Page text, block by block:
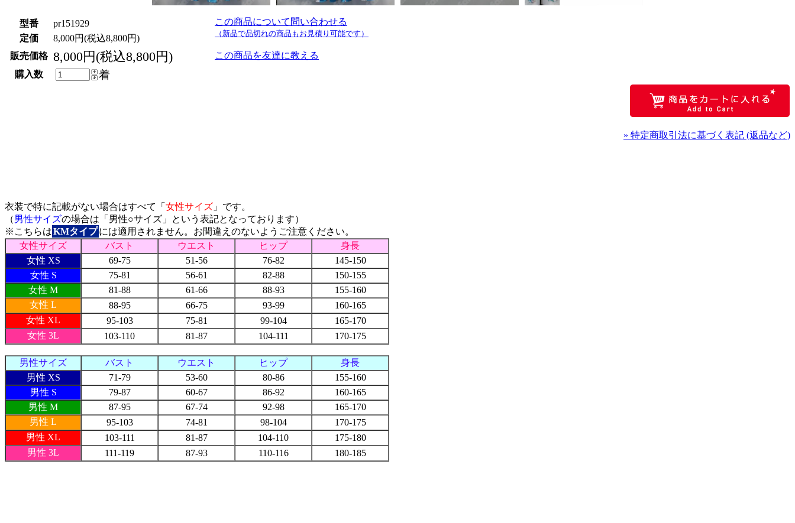
型番
pr151929
定価
8,000円(税込8,800円)
販売価格 8,000円(税込8,800円)
購入数 着
この商品について問い合わせる
（新品で品切れの商品もお見積り可能です）
この商品を友達に教える
» 特定商取引法に基づく表記 (返品など)
衣装で特に記載がない場合はすべて「 女性サイズ 」です。
（男性サイズの場合は「男性○サイズ」という表記となっております）
※こちらはKMタイプには適用されません。お間違えのないようご注意ください。
女性サイズ
バスト ウエスト ヒップ
身長
女性 XS
69-75 51-56 76-82
145-150
女性 S
75-81 56-61 82-88
150-155
女性 M
81-88 61-66 88-93
155-160
女性 L
88-95 66-75 93-99
160-165
女性 XL
95-103 75-81 99-104
165-170
女性 3L
103-110 81-87 104-111 170-175
男性サイズ バスト ウエスト ヒップ
身長
男性 XS
71-79 53-60 80-86
155-160
男性 S
79-87 60-67 86-92
160-165
男性 M
87-95 67-74 92-98
165-170
男性 L
95-103 74-81 98-104
170-175
男性 XL
103-111 81-87 104-110
175-180
男性 3L
111-119 87-93 110-116 180-185